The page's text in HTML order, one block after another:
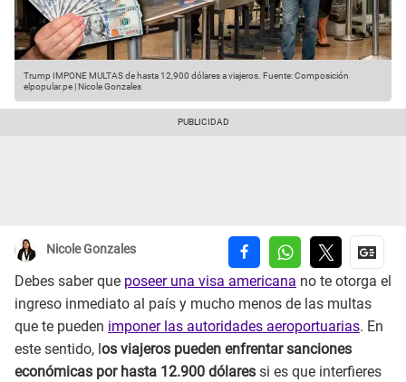
Trump IMPONE MULTAS de hasta 12,900 dólares a viajeros. Fuente: Composición
elpopular.pe | Nicole Gonzales
Nicole Gonzales
Debes saber que poseer una visa americana no te otorga el
ingreso inmediato al país y mucho menos de las multas
que te pueden imponer las autoridades aeroportuarias. En
este sentido, l os viajeros pueden enfrentar sanciones
económicas por hasta 12.900 dólares si es que interfieres